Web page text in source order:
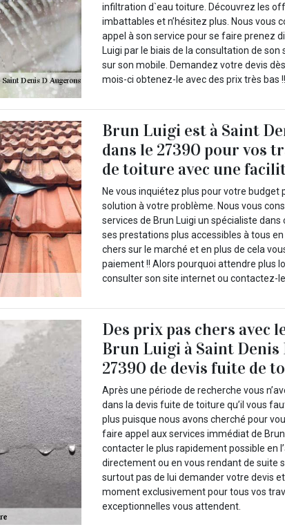
infiltration d`eau toiture. Découvrez les
imbattables et n’hésitez plus. Nous vous
appel à son service pour se faire prenez
Luigi par le biais de la consultation de
sur son mobile. Demandez votre devis
mois-ci obtenez-le avec des prix très bas !!
Brun Luigi est à Saint
dans le 27390 pour vos
de toiture avec une
Ne vous inquiétez plus pour votre budget
solution à votre problème. Nous vous
services de Brun Luigi un spécialiste dans
ses prestations plus accessibles à tous
chers sur le marché et en plus de cela
paiement !! Alors pourquoi attendre plus
consulter son site internet ou contactez-
Des prix pas chers avec
Brun Luigi à Saint Denis
27390 de devis fuite de
Après une période de recherche vous
dans la devis fuite de toiture qu’il vous
plus puisque nous avons cherché pour
faire appel aux services immédiat de
contacter le plus rapidement possible en
directement ou en vous rendant de suite
surtout pas de lui demander votre devis
moment exclusivement pour tous vos
exceptionnelles vous attendent.